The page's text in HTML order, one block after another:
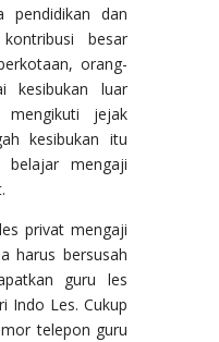
pendidikan dan
besar
orang-
kesibukan luar
jejak
kesibukan itu
mengaji
privat mengaji
harus bersusah
guru les
Indo Les. Cukup
telepon guru